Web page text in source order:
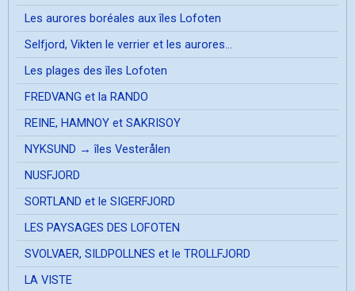
Les aurores boréales aux îles Lofoten
Selfjord, Vikten le verrier et les aurores...
Les plages des îles Lofoten
FREDVANG et la RANDO
REINE, HAMNOY et SAKRISOY
NYKSUND → îles Vesterålen
NUSFJORD
SORTLAND et le SIGERFJORD
LES PAYSAGES DES LOFOTEN
SVOLVAER, SILDPOLLNES et le TROLLFJORD
LA VISTE